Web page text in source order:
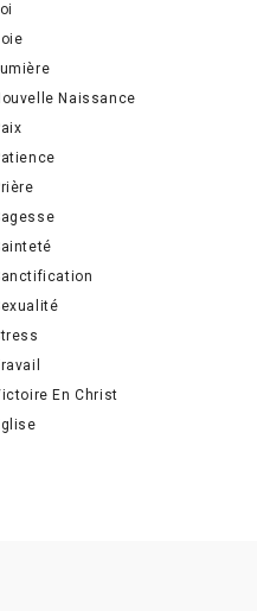
Naissance
En Christ